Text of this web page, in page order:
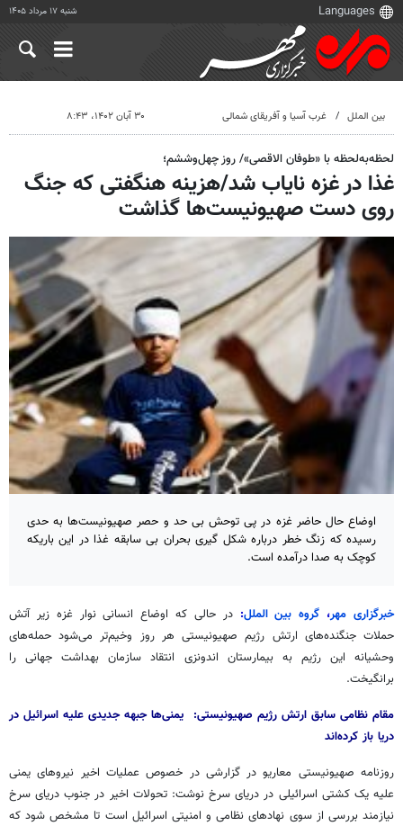
شنبه ۱۷ مرداد ۱۴۰۵
بین الملل غرب آسیا و آفریقای شمالی ۳۰ آبان ۱۴۰۲، ۸:۴۳
لحظه‌به‌لحظه با «طوفان الاقصی»/ روز چهل‌وششم؛
غذا در غزه نایاب شد/هزینه هنگفتی که جنگ
روی دست صهیونیست‌ها گذاشت
اوضاع حال حاضر غزه در پی توحش بی حد و حصر صهیونیست‌ها به حدی
رسیده که زنگ خطر درباره شکل گیری بحران بی سابقه غذا در این باریکه
کوچک به صدا درآمده است.
خبرگزاری مهر، گروه بین الملل: در حالی که اوضاع انسانی نوار غزه زیر آتش
حملات جنگنده‌های ارتش رژیم صهیونیستی هر روز وخیم‌تر می‌شود حمله‌های
وحشیانه این رژیم به بیمارستان اندونزی انتقاد سازمان بهداشت جهانی را
برانگیخت.
مقام نظامی سابق ارتش رژیم صهیونیستی: یمنی‌ها جبهه جدیدی علیه اسرائیل در
دریا باز کرده‌اند
روزنامه صهیونیستی معاریودر گزارشی در خصوص عملیات اخیر نیروهای یمنی
علیه یک کشتی اسرائیلی در دریای سرخ نوشت: تحولات اخیر در جنوب دریای سرخ
نیازمند بررسی از سوی نهادهای نظامی و امنیتی اسرائیل است تا مشخص شود که